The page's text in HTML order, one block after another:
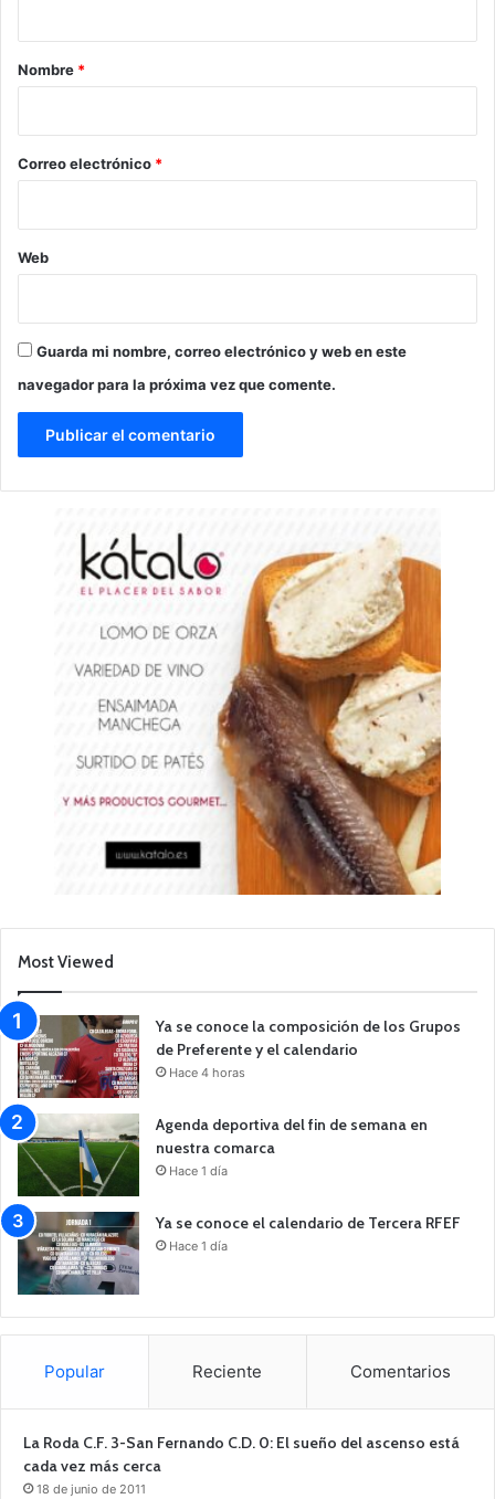
r
*
Nombre *
Correo electrónico *
Web
Guarda mi nombre, correo electrónico y web en este
navegador para la próxima vez que comente.
Most Viewed
Ya se conoce la composición de los Grupos
de Preferente y el calendario
Hace 4 horas
Agenda deportiva del fin de semana en
nuestra comarca
Hace 1 día
Ya se conoce el calendario de Tercera RFEF
Hace 1 día
Popular Reciente Comentarios
La Roda C.F. 3-San Fernando C.D. 0: El sueño del ascenso está
cada vez más cerca
18 de junio de 2011